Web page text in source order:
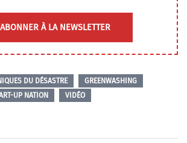
À LA NEWSLETTER
DU DÉSASTRE
GREENWASHING
UP NATION VIDÉO